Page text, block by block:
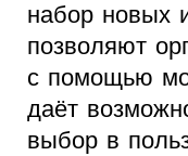
набор новых
позволяют
с помощью
даёт
выбор в